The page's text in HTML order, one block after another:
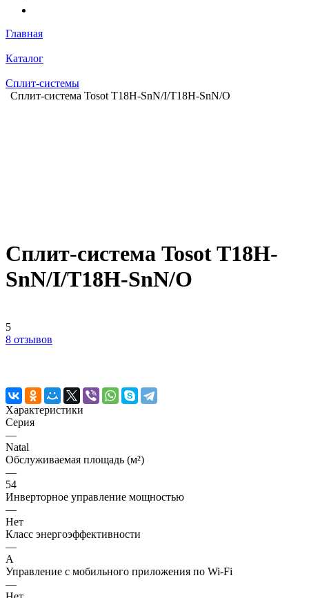
Главная
Каталог
Сплит-системы
Сплит-система Tosot T18H-SnN/I/T18H-SnN/O
Сплит-система Tosot T18H-
SnN/I/T18H-SnN/O
5
8 отзывов
Характеристики
Серия
—
Natal
Обслуживаемая площадь (м²)
—
54
Инверторное управление мощностью
—
Нет
Класс энергоэффективности
—
A
Управление c мобильного приложения по Wi-Fi
—